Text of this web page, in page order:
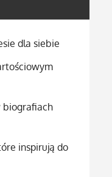
dla siebie
biografiach
inspirują do